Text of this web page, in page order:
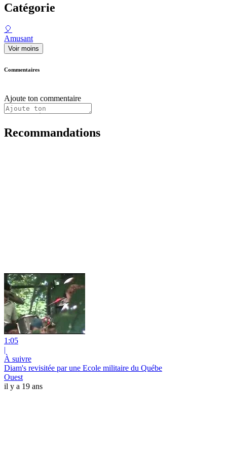
Catégorie
🎈
Amusant
Voir moins
Commentaires
Ajoute ton commentaire
Recommandations
1:05
|
À suivre
Diam's revisitée par une Ecole militaire du Québe
Ouest
il y a 19 ans